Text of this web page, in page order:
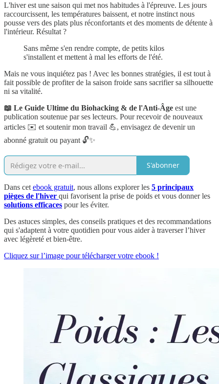
L'hiver est une saison qui met nos habitudes à l'épreuve. Les jours
raccourcissent, les températures baissent, et notre instinct nous
pousse vers des plats plus réconfortants et des moments de détente à
l'intérieur. Résultat ?
Sans même s'en rendre compte, de petits kilos
s'installent et mettent à mal les efforts de l'été.
Mais ne vous inquiétez pas ! Avec les bonnes stratégies, il est tout à
fait possible de profiter de la saison froide sans sacrifier sa silhouette
ni sa vitalité.
📖 Le Guide Ultime du Biohacking & de l'Anti-Âge est une
publication soutenue par ses lecteurs. Pour recevoir de nouveaux
articles ✉️ et soutenir mon travail 💪, envisagez de devenir un
abonné gratuit ou payant 🔓✨
S'abonner
Dans cet ebook gratuit, nous allons explorer les 5 principaux
pièges de l'hiver qui favorisent la prise de poids et vous donner les
solutions efficaces pour les éviter.
Des astuces simples, des conseils pratiques et des recommandations
qui s'adaptent à votre quotidien pour vous aider à traverser l’hiver
avec légèreté et bien-être.
Cliquez sur l’image pour télécharger votre ebook !